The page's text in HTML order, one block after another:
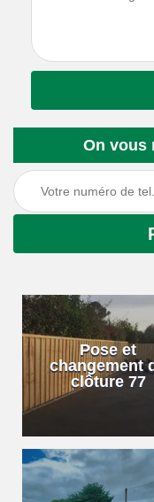
On vous
Pose et
changement
clôture 77